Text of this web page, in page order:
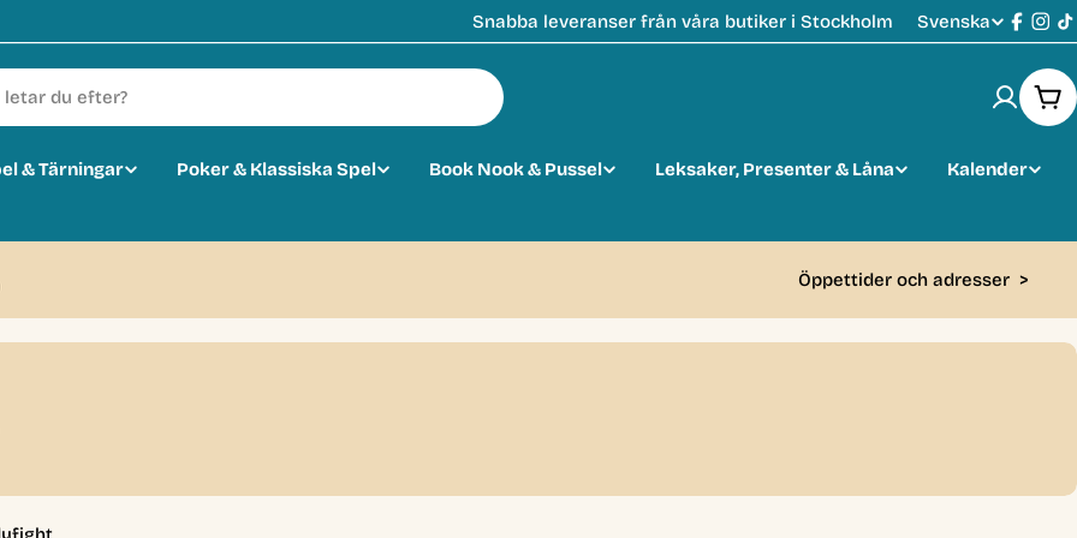
Snabba leveranser från våra butiker i Stockholm
S
k
Svenska
& Tärningar Poker & Klassiska Spel Book Nook & Pussel Leksaker, Presenter & Låna
Kalender
Öppettider och adresser >